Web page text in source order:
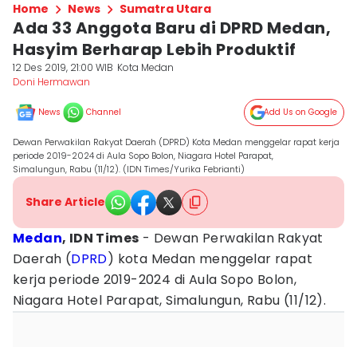
Home News Sumatra Utara
Ada 33 Anggota Baru di DPRD Medan,
Hasyim Berharap Lebih Produktif
12 Des 2019, 21:00 WIB Kota Medan
Doni Hermawan
News Channel Add Us on Google
Dewan Perwakilan Rakyat Daerah (DPRD) Kota Medan menggelar rapat kerja
periode 2019-2024 di Aula Sopo Bolon, Niagara Hotel Parapat,
Simalungun, Rabu (11/12). (IDN Times/Yurika Febrianti)
Share Article
Medan, IDN Times - Dewan Perwakilan Rakyat
Daerah (DPRD) kota Medan menggelar rapat
kerja periode 2019-2024 di Aula Sopo Bolon,
Niagara Hotel Parapat, Simalungun, Rabu (11/12).